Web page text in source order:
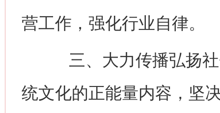
营工作，强化行业自律。
三、大力传播弘扬社
统文化的正能量内容，坚